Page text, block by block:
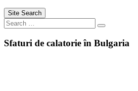
Site Search
Search
Sfaturi de calatorie în Bulgaria